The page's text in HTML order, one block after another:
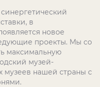
в
новое
проекты. Мы со
максимальную
музей-
музеев нашей страны с